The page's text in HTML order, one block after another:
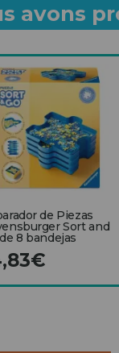
avons
de Piezas
Sort and
8 bandejas